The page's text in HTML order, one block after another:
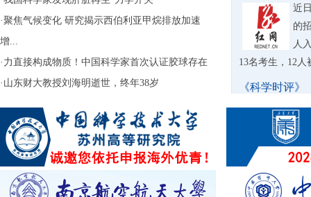
·聚焦气候变化 研究揭示西伯利亚甲烷排放加速
增...
· 力直接构成物质！中国科学家首次认证胶球存在
· 山东财大教授刘海明逝世，终年38岁
近
的
人
13名考生，12人
《科学时评》
苏泊尔AI擦边
据
牌